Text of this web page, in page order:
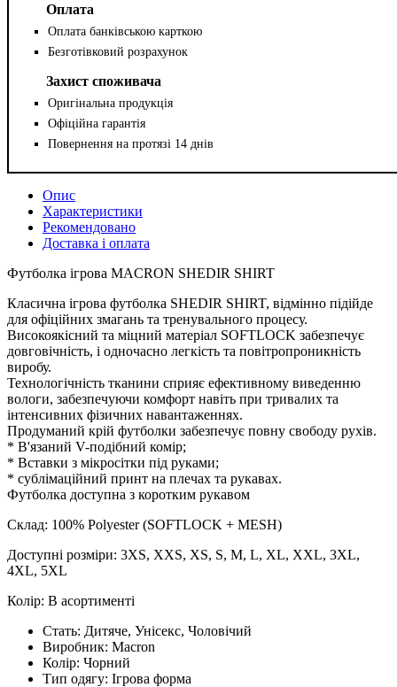
Оплата
Оплата банківською карткою
Безготівковий розрахунок
Захист споживача
Оригінальна продукція
Офіційна гарантія
Повернення на протязі 14 днів
Опис
Характеристики
Рекомендовано
Доставка і оплата
Футболка ігрова MACRON SHEDIR SHIRT
Класична ігрова футболка SHEDIR SHIRT, відмінно підійде
для офіційних змагань та тренувального процесу.
Високоякісний та міцний матеріал SOFTLOCK забезпечує
довговічність, і одночасно легкість та повітропроникність
виробу.
Технологічність тканини сприяє ефективному виведенню
вологи, забезпечуючи комфорт навіть при тривалих та
інтенсивних фізичних навантаженнях.
Продуманий крій футболки забезпечує повну свободу рухів.
* В'язаний V-подібний комір;
* Вставки з мікросітки під руками;
* сублімаційний принт на плечах та рукавах.
Футболка доступна з коротким рукавом
Склад: 100% Polyester (SOFTLOCK + MESH)
Доступні розміри: 3XS, XXS, XS, S, M, L, XL, XXL, 3XL,
4XL, 5XL
Колір: В асортименті
Стать: Дитяче, Унісекс, Чоловічий
Виробник: Macron
Колір: Чорний
Тип одягу: Ігрова форма